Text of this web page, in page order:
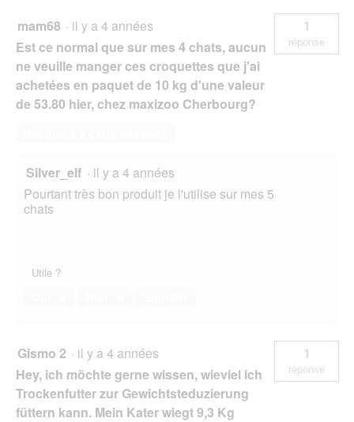
mam68 · il y a 4 années
Est ce normal que sur mes 4 chats, aucun
ne veuille manger ces croquettes que j'ai
achetées en paquet de 10 kg d'une valeur
de 53.80 hier, chez maxizoo Cherbourg?
1
réponse
Silver_elf · il y a 4 années
Pourtant très bon produit je l'utilise sur mes 5
chats
Utile ?
Gismo 2 · il y a 4 années
Hey, ich möchte gerne wissen, wieviel ich
Trockenfutter zur Gewichtsteduzierung
füttern kann. Mein Kater wiegt 9,3 Kg
1
réponse